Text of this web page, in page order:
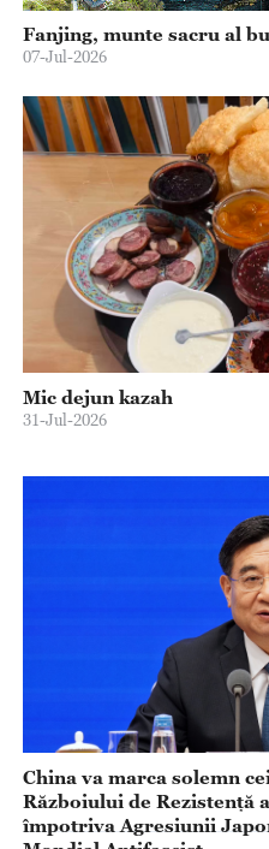
Fanjing, munte sacru al
07-Jul-2026
Mic dejun kazah
31-Jul-2026
China va marca solemn
Războiului de Rezistență
împotriva Agresiunii